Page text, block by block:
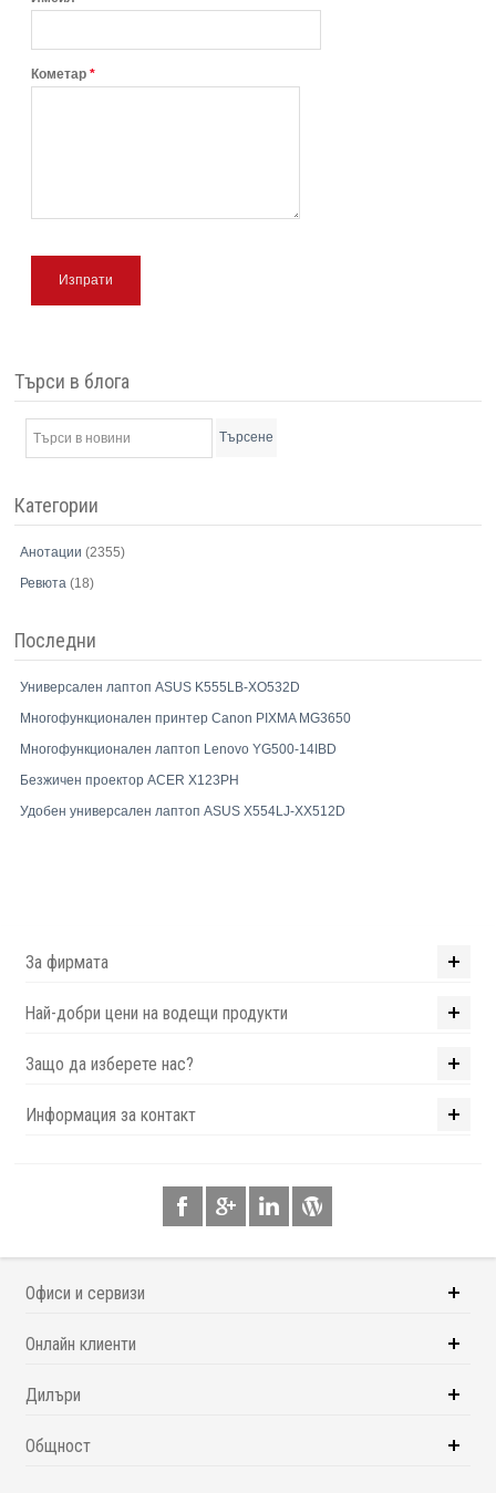
Кометар *
Изпрати
Търси в блога
Търсене
Категории
Анотации(2355)
Ревюта(18)
Последни
Универсален лаптоп ASUS K555LB-XO532D
Многофункционален принтер Canon PIXMA MG3650
Многофункционален лаптоп Lenovo YG500-14IBD
Безжичен проектор ACER X123PH
Удобен универсален лаптоп ASUS X554LJ-XX512D
За фирмата
Най-добри цени на водещи продукти
Защо да изберете нас?
Информация за контакт
Офиси и сервизи
Онлайн клиенти
Дилъри
Общност